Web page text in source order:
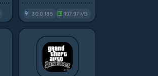
30.0.185 197.97 MB